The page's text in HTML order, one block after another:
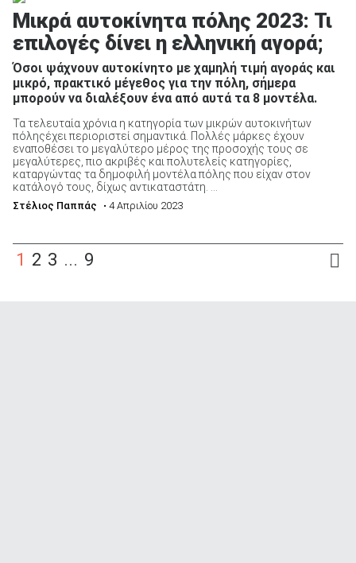
Μικρά αυτοκίνητα πόλης 2023: Τι
επιλογές δίνει η ελληνική αγορά;
Όσοι ψάχνουν αυτοκίνητο με χαμηλή τιμή αγοράς και
μικρό, πρακτικό μέγεθος για την πόλη, σήμερα
μπορούν να διαλέξουν ένα από αυτά τα 8 μοντέλα.
Τα τελευταία χρόνια η κατηγορία των μικρών αυτοκινήτων
πόληςέχει περιοριστεί σημαντικά. Πολλές μάρκες έχουν
εναποθέσει το μεγαλύτερο μέρος της προσοχής τους σε
μεγαλύτερες, πιο ακριβές και πολυτελείς κατηγορίες,
καταργώντας τα δημοφιλή μοντέλα πόλης που είχαν στον
κατάλογό τους, δίχως αντικαταστάτη. ...
Στέλιος Παππάς • 4 Απριλίου 2023
1 2 3 ... 9